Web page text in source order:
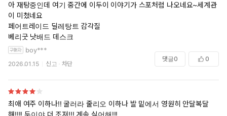
아 재탕중인데 여기 중간에 이두이 이야기가 스포처럼 나오네요~세계관
이 미쳤네요
페어트레이드 딜레탕트 감각질
베리굿 낫배드 데스크
boy***
2026.01.15 신고 차단
댓글0 0
최애 여주 이하나!! 굴러라 줄리오 이하나 발 밑에서 영원히 안달복달